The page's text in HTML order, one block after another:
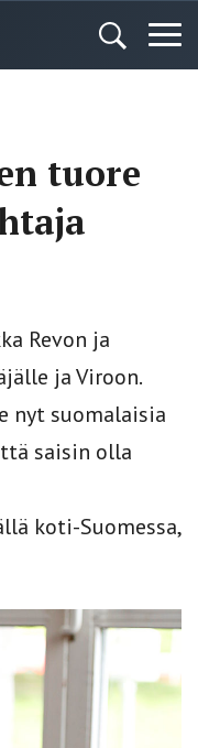
tuore
Revon ja
ja Viroon.
nyt suomalaisia
saisin olla
koti-Suomessa,